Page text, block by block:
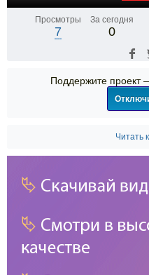
Просмотры
7
За сегодня
0
Поддержите проект
Читать